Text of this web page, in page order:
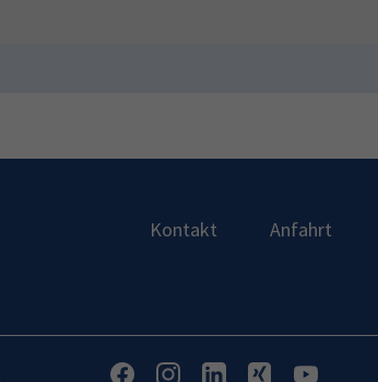
Kontakt Anfahrt